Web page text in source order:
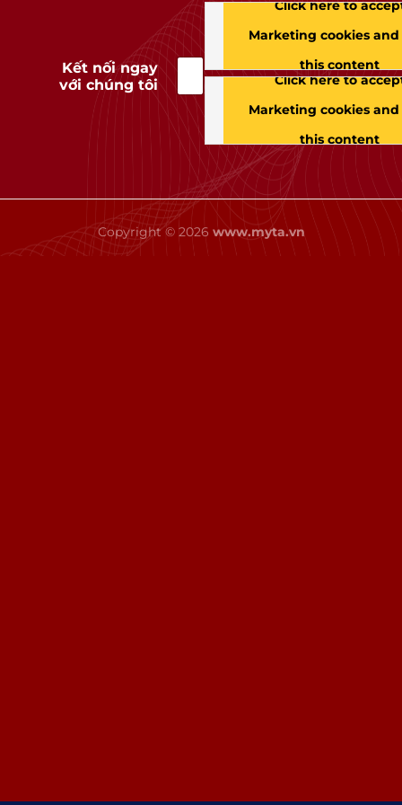
Kết nối ngay
với chúng tôi
Click here to
Marketing cookies and
this content
Click here to
Marketing cookies and
this content
Copyright © 2026 www.myta.vn